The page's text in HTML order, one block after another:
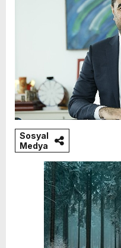
Sosyal
Medya